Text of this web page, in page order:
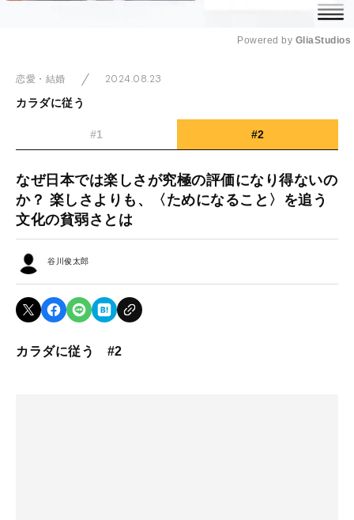
Powered by GliaStudios
恋愛・結婚
2024.08.23
カラダに従う
#1 #2
なぜ日本では楽しさが究極の評価になり得ないの
か？ 楽しさよりも、〈ためになること〉を追う
文化の貧弱さとは
谷川俊太郎
カラダに従う #2